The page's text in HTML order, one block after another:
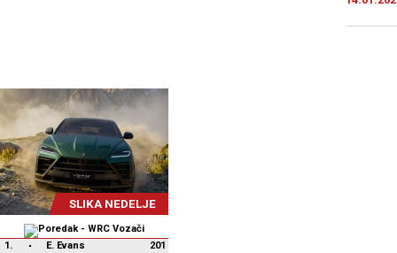
SLIKA NEDELJE
1. E. Evans
201